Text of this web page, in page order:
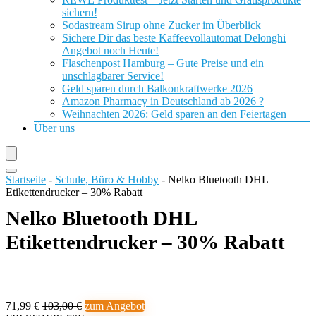
sichern!
Sodastream Sirup ohne Zucker im Überblick
Sichere Dir das beste Kaffeevollautomat Delonghi
Angebot noch Heute!
Flaschenpost Hamburg – Gute Preise und ein
unschlagbarer Service!
Geld sparen durch Balkonkraftwerke 2026
Amazon Pharmacy in Deutschland ab 2026 ?
Weihnachten 2026: Geld sparen an den Feiertagen
Über uns
Startseite - Schule, Büro & Hobby - Nelko Bluetooth DHL
Etikettendrucker – 30% Rabatt
Nelko Bluetooth DHL
Etikettendrucker – 30% Rabatt
71,99 € 103,00 € zum Angebot